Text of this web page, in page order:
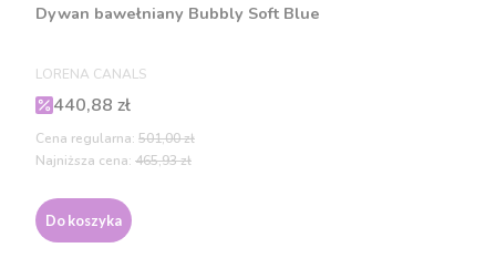
Dywan bawełniany Bubbly Soft Blue
PRODUCENT
LORENA CANALS
Cena promocyjna
440,88 zł
Cena regularna: 501,00 zł
Najniższa cena: 465,93 zł
Do koszyka